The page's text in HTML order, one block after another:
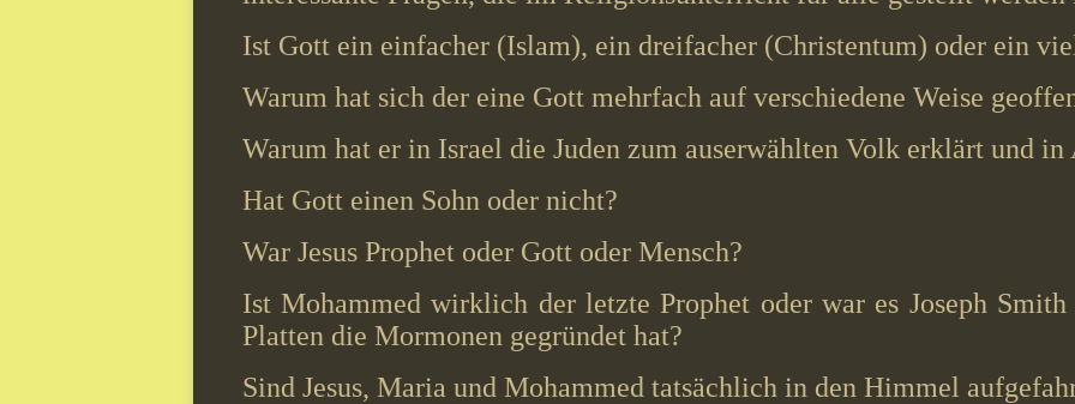
Ist Gott ein einfacher (Islam), ein dreifacher (Christentum) oder ein
Warum hat sich der eine Gott mehrfach auf verschiedene Weise
Warum hat er in Israel die Juden zum auserwählten Volk erklärt und in
Hat Gott einen Sohn oder nicht?
War Jesus Prophet oder Gott oder Mensch?
Ist Mohammed wirklich der letzte Prophet oder war es Joseph
Platten die Mormonen gegründet hat?
Sind Jesus, Maria und Mohammed tatsächlich in den Himmel